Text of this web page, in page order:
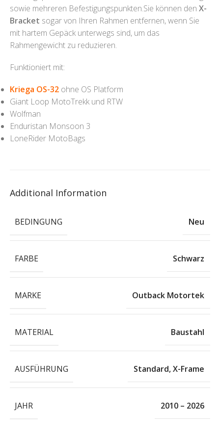
sowie mehreren Befestigungspunkten.Sie können den X-
Bracket sogar von Ihren Rahmen entfernen, wenn Sie
mit hartem Gepäck unterwegs sind, um das
Rahmengewicht zu reduzieren.
Funktioniert mit:
Kriega OS-32 ohne OS Platform
Giant Loop MotoTrekk und RTW
Wolfman
Enduristan Monsoon 3
LoneRider MotoBags
Additional Information
BEDINGUNG Neu
FARBE Schwarz
MARKE Outback Motortek
MATERIAL Baustahl
AUSFÜHRUNG Standard,X-Frame
JAHR 2010 – 2026